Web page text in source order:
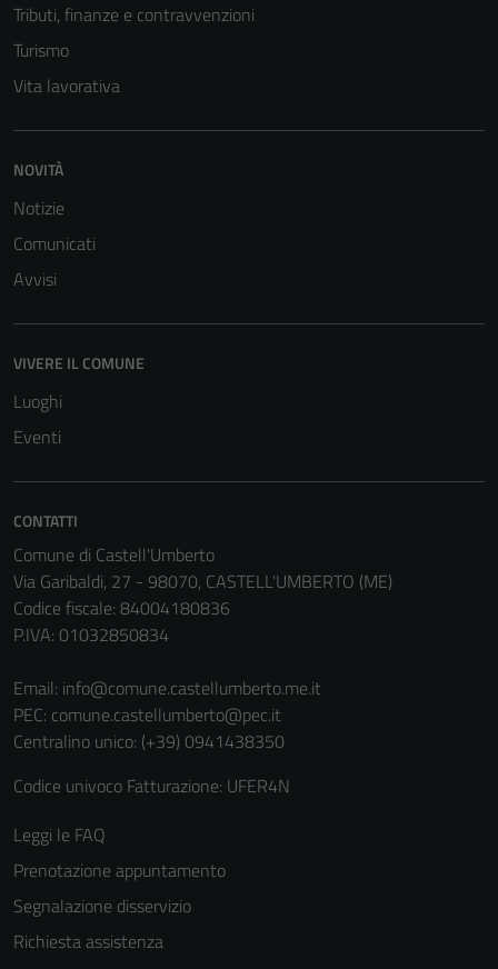
Tributi, finanze e contravvenzioni
Turismo
Vita lavorativa
NOVITÀ
Notizie
Comunicati
Avvisi
VIVERE IL COMUNE
Luoghi
Eventi
CONTATTI
Comune di Castell'Umberto
Via Garibaldi, 27 - 98070, CASTELL'UMBERTO (ME)
Codice fiscale: 84004180836
P.IVA: 01032850834
Email: info@comune.castellumberto.me.it
PEC: comune.castellumberto@pec.it
Centralino unico: (+39) 0941438350
Codice univoco Fatturazione: UFER4N
Leggi le FAQ
Prenotazione appuntamento
Segnalazione disservizio
Richiesta assistenza